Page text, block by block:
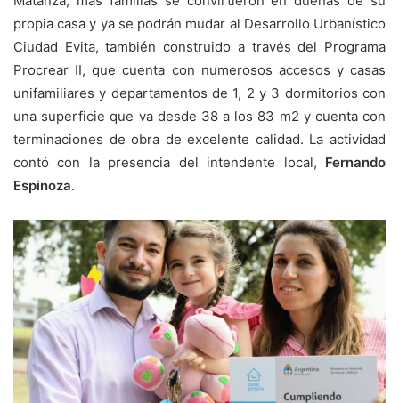
propia casa y ya se podrán mudar al Desarrollo Urbanístico
Ciudad Evita, también construido a través del Programa
Procrear II, que cuenta con numerosos accesos y casas
unifamiliares y departamentos de 1, 2 y 3 dormitorios con
una superficie que va desde 38 a los 83 m2 y cuenta con
terminaciones de obra de excelente calidad. La actividad
contó con la presencia del intendente local, Fernando
Espinoza.